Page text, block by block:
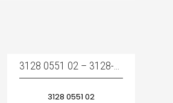
3128 0551 02